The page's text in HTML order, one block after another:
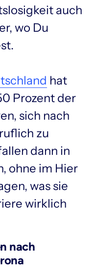
auch
wo Du
hat
Prozent der
sich nach
zu
dann in
ohne im Hier
was sie
wirklich
nach